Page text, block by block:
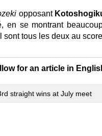
opposant
en se montrant
tous les deux au
for an article in
straight wins at July meet